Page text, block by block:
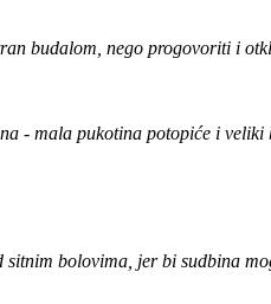
budalom, nego progovoriti i
- mala pukotina potopiće i veliki
sitnim bolovima, jer bi sudbina